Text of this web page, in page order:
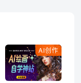
AI创作